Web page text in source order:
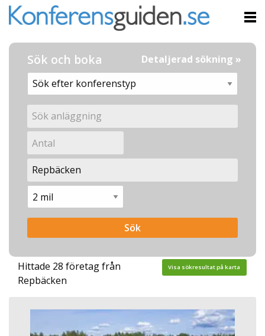
Sök och boka Detaljerad sökning »
Hittade 28 företag från
Repbäcken
Visa sökresultat på karta